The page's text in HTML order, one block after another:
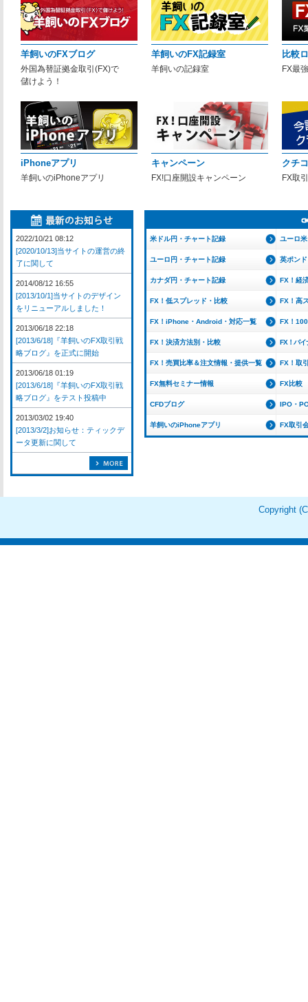
羊飼いのFXブログ
外国為替証拠金取引(FX)で
儲けよう！
羊飼いのFX記録室
羊飼いの記録室
比較
FX最
iPhoneアプリ
羊飼いのiPhoneアプリ
キャンペーン
FX!口座開設キャンペーン
クチ
FX取
米ドル円・チャート記録 ユーロ
ユーロ円・チャート記録 英ポン
カナダ円・チャート記録 FX！経
FX！低スプレッド・比較 FX！高
FX！iPhone・Android・対応一覧 FX！
FX！決済方法別・比較 FX！バイ
FX！売買比率＆注文情報・提供一覧 FX！取
FX無料セミナー情報 FX比較
CFDブログ IPO・
羊飼いのiPhoneアプリ FX取引
2022/10/21 08:12
[2020/10/13]当サイトの運営の終
了に関して
2014/08/12 16:55
[2013/10/1]当サイトのデザイン
をリニューアルしました！
2013/06/18 22:18
[2013/6/18]『羊飼いのFX取引戦
略ブログ』を正式に開始
2013/06/18 01:19
[2013/6/18]『羊飼いのFX取引戦
略ブログ』をテスト投稿中
2013/03/02 19:40
[2013/3/2]お知らせ：ティックデ
ータ更新に関して
Copyright